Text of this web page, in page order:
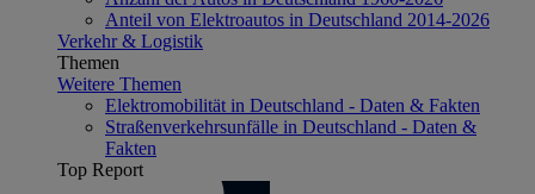
Anteil von Elektroautos in Deutschland 2014-2026
Verkehr & Logistik
Themen
Weitere Themen
Elektromobilität in Deutschland - Daten & Fakten
Straßenverkehrsunfälle in Deutschland - Daten &
Fakten
Top Report